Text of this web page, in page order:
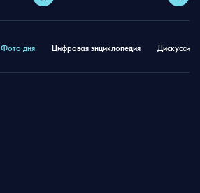
Фото дня Цифровая энциклопедия